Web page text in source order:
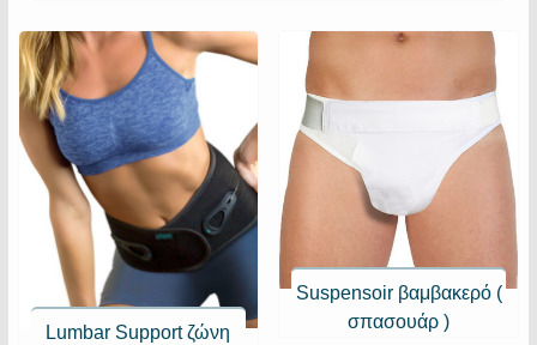
Lumbar Support ζώνη
Suspensoir βαμβακερό (
σπασουάρ )